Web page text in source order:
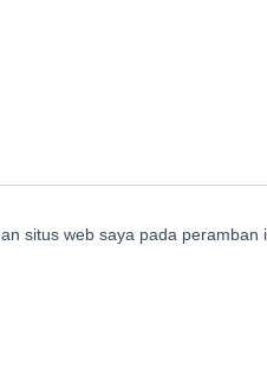
situs web saya pada peramban